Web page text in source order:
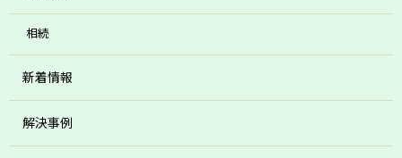
相続
新着情報
解決事例